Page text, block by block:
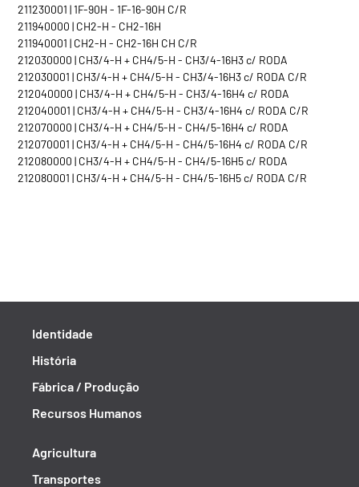
211230001 | 1F-90H - 1F-16-90H C/R
211940000 | CH2-H - CH2-16H
211940001 | CH2-H - CH2-16H CH C/R
212030000 | CH3/4-H + CH4/5-H - CH3/4-16H3 c/ RODA
212030001 | CH3/4-H + CH4/5-H - CH3/4-16H3 c/ RODA C/R
212040000 | CH3/4-H + CH4/5-H - CH3/4-16H4 c/ RODA
212040001 | CH3/4-H + CH4/5-H - CH3/4-16H4 c/ RODA C/R
212070000 | CH3/4-H + CH4/5-H - CH4/5-16H4 c/ RODA
212070001 | CH3/4-H + CH4/5-H - CH4/5-16H4 c/ RODA C/R
212080000 | CH3/4-H + CH4/5-H - CH4/5-16H5 c/ RODA
212080001 | CH3/4-H + CH4/5-H - CH4/5-16H5 c/ RODA C/R
Identidade
História
Fábrica / Produção
Recursos Humanos
Agricultura
Transportes